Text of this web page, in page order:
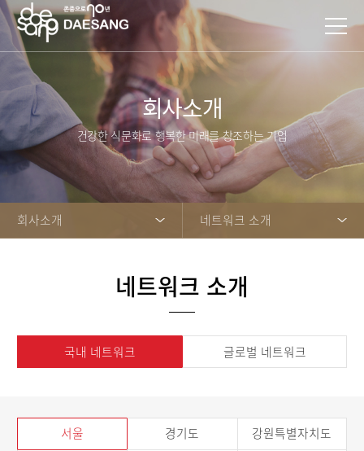
회사소개
건강한 식문화로 행복한 미래를 창조하는 기업
회사소개 네트워크 소개
네트워크 소개
국내 네트워크 글로벌 네트워크
서울 경기도
강원특별자치도